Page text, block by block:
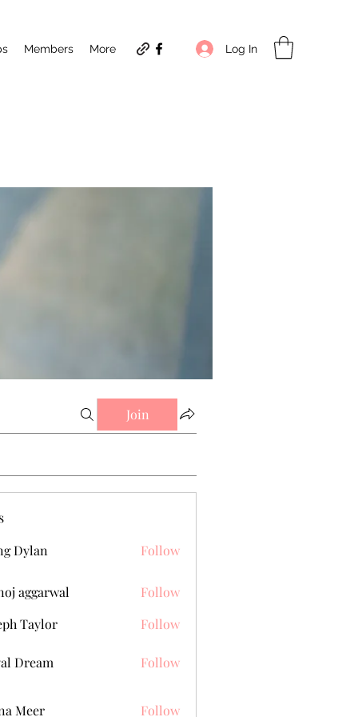
Members More Log In
Join
Dylan
Follow
aggarwal
Follow
Taylor
Follow
Dream Follow
Meer
Follow